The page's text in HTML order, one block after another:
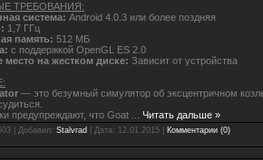
ТРЕБОВАНИЯ:
система: Android 4.0.3 или более поздняя
1,7 ГГц
память: 512 МБ
с поддержкой OpenGL ES 2.0
на жестком диске: Зависит от устройства
— это безумный симулятор об эксцентричном
предупреждают, что Goat
Читать дальше »
| Добавил: Stalvrad | Дата: 12.01.2015 Комментарии (0)